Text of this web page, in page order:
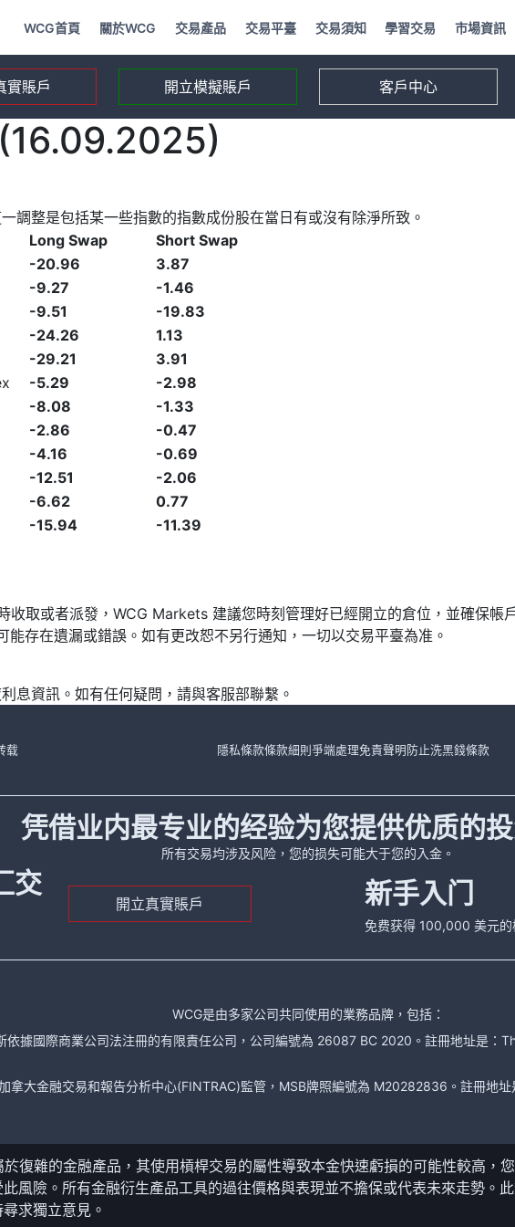
WCG首頁 關於WCG 交易產品 交易平臺 交易須知 學習交易 市場資訊
實賬戶 開立模擬賬戶 客戶中心
調整是包括某一些指數的指數成份股在當日有或沒有除淨所致。
Long Swap
Short Swap
-20.96
3.87
-9.27
-1.46
-9.51
-19.83
-24.26
1.13
-29.21
3.91
-5.29
-2.98
-8.08
-1.33
-2.86
-0.47
-4.16
-0.69
-12.51
-2.06
-6.62
0.77
-15.94 -11.39
取或者派發，WCG Markets 建議您時刻管理好已經開立的倉位，並確保帳
存在遺漏或錯誤。如有更改恕不另行通知，一切以交易平臺為准。
息資訊。如有任何疑問，請與客服部聯繫。
载 隱私條款條款細則 爭端處理免責聲明 防止洗黑錢條款
凭借业内最专业的经验为您提供优质的
所有交易均涉及风险，您的损失可能大于您的入金。
交
開立真實賬戶 新手入门
免费获得 100,000 美元的
WCG是由多家公司共同使用的業務品牌，包括：
據國際商業公司法注冊的有限責任公司，公司編號為 26087 BC 2020。註冊地址是
拿大金融交易和報告分析中心(FINTRAC)監管，MSB牌照編號為 M20282836。註冊地
復雜的金融產品，其使用槓桿交易的屬性導致本金快速虧損的可能性較高，
風險。所有金融衍生產品工具的過往價格與表現並不擔保或代表未來走勢。
求獨立意見。